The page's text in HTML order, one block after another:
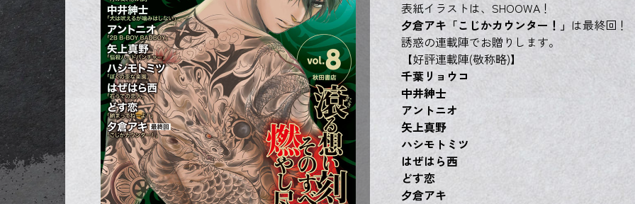
表紙イラストは、SHOOWA！
夕倉アキ「こじかカウンター！」 は最終回！
誘惑の連載陣でお贈りします。
【好評連載陣(敬称略)】
千葉リョウコ
中井紳士
アントニオ
矢上真野
ハシモトミツ
はぜはら西
どす恋
夕倉アキ